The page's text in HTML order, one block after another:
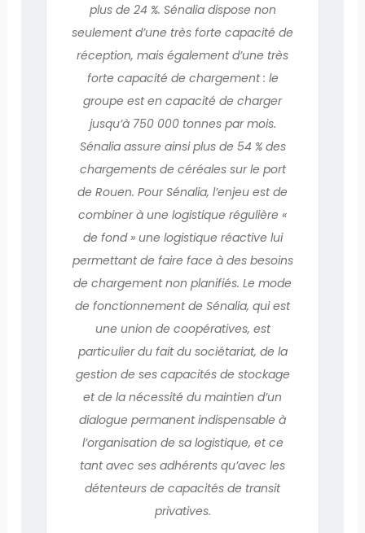
plus de 24 %. Sénalia dispose non
seulement d’une très forte capacité de
réception, mais également d’une très
forte capacité de chargement : le
groupe est en capacité de charger
jusqu’à 750 000 tonnes par mois.
Sénalia assure ainsi plus de 54 % des
chargements de céréales sur le port
de Rouen. Pour Sénalia, l’enjeu est de
combiner à une logistique régulière «
de fond » une logistique réactive lui
permettant de faire face à des besoins
de chargement non planifiés. Le mode
de fonctionnement de Sénalia, qui est
une union de coopératives, est
particulier du fait du sociétariat, de la
gestion de ses capacités de stockage
et de la nécessité du maintien d’un
dialogue permanent indispensable à
l’organisation de sa logistique, et ce
tant avec ses adhérents qu’avec les
détenteurs de capacités de transit
privatives.